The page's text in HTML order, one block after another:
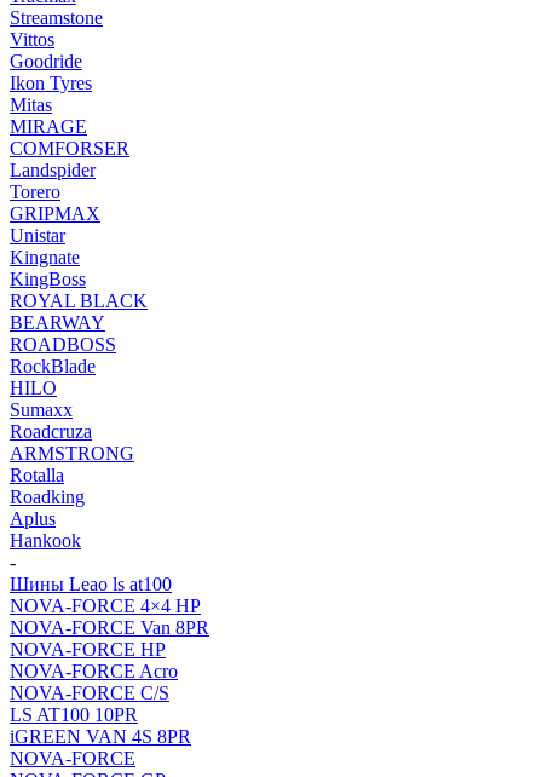
Streamstone
Vittos
Goodride
Ikon Tyres
Mitas
MIRAGE
COMFORSER
Landspider
Torero
GRIPMAX
Unistar
Kingnate
KingBoss
ROYAL BLACK
BEARWAY
ROADBOSS
RockBlade
HILO
Sumaxx
Roadcruza
ARMSTRONG
Rotalla
Roadking
Aplus
Hankook
-
Шины Leao ls at100
NOVA-FORCE 4×4 HP
NOVA-FORCE Van 8PR
NOVA-FORCE HP
NOVA-FORCE Acro
NOVA-FORCE C/S
LS AT100 10PR
iGREEN VAN 4S 8PR
NOVA-FORCE